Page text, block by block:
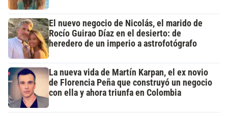
El nuevo negocio de Nicolás, el marido de
Rocío Guirao Díaz en el desierto: de
heredero de un imperio a astrofotógrafo
La nueva vida de Martín Karpan, el ex novio
de Florencia Peña que construyó un negocio
con ella y ahora triunfa en Colombia